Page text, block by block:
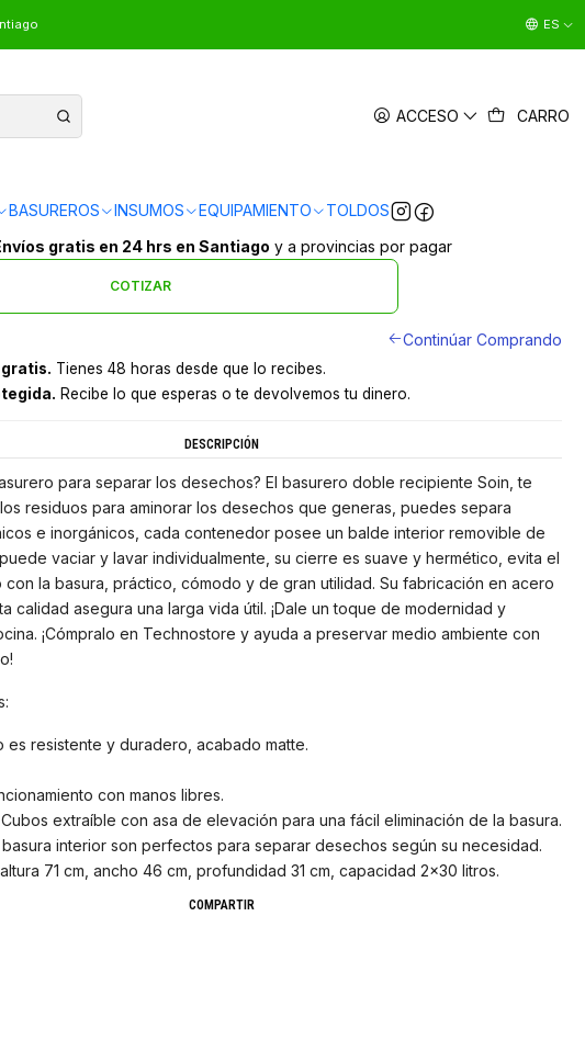
ACCESO CARRO
BASUREROS INSUMOS EQUIPAMIENTO TOLDOS
ES
ACERO INOXIDABLE CIERRE SUAVE DUO 30
Ver Medios de Pago
gratis en 24 hrs en Santiago y a provincias por pagar
COTIZAR
Continúar Comprando
gratis. Tienes 48 horas desde que lo recibes.
Recibe lo que esperas o te devolvemos tu dinero.
DESCRIPCIÓN
para separar los desechos? El basurero doble recipiente Soin, te
residuos para aminorar los desechos que generas, puedes separa
e inorgánicos, cada contenedor posee un balde interior removible de
vaciar y lavar individualmente, su cierre es suave y hermético, evita el
la basura, práctico, cómodo y de gran utilidad. Su fabricación en acero
calidad asegura una larga vida útil. ¡Dale un toque de modernidad y
¡Cómpralo en Technostore y ayuda a preservar medio ambiente con
es resistente y duradero, acabado matte.
con manos libres.
extraíble con asa de elevación para una fácil eliminación de la basura.
interior son perfectos para separar desechos según su necesidad.
71 cm, ancho 46 cm, profundidad 31 cm, capacidad 2×30 litros.
COMPARTIR